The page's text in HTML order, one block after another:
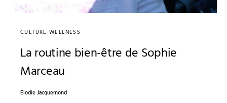
CULTURE WELLNESS
La routine bien-être de Sophie
Marceau
Elodie Jacquemond